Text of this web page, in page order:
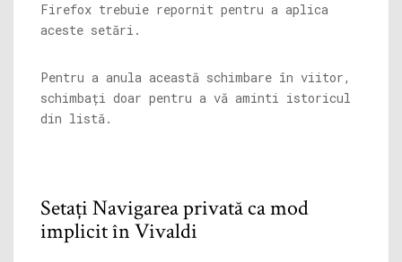
Firefox trebuie repornit pentru a aplica
aceste setări.
Pentru a anula această schimbare în viitor,
schimbați doar pentru a vă aminti istoricul
din listă.
Setați Navigarea privată ca mod
implicit în Vivaldi